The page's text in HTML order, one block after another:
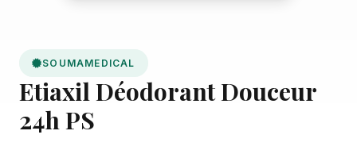
SOUMAMEDICAL
Etiaxil Déodorant Douceur
24h PS